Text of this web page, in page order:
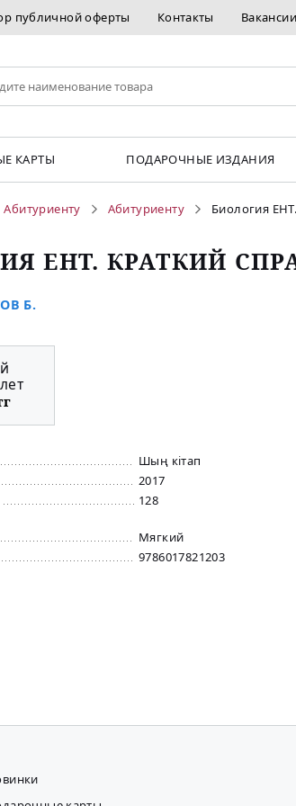
публичной оферты Контакты Вакансии
КАРТЫ ПОДАРОЧНЫЕ ИЗДАНИЯ
Абитуриенту Абитуриенту Биология
ЕНТ. КРАТКИЙ
Б.
Шың кітап
2017
128
Мягкий
9786017821203